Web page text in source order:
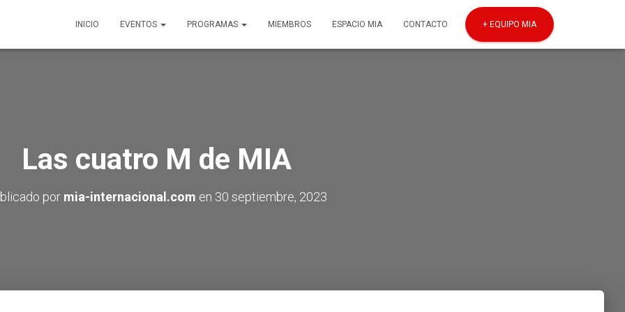
INICIO EVENTOS PROGRAMAS MIEMBROS ESPACIO MIA CONTACTO + EQUIPO MIA
Las cuatro M de MIA
por mia-internacional.com en 30 septiembre, 2023